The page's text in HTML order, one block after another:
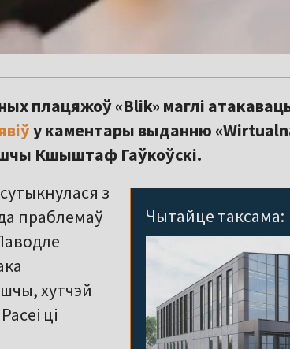
плацяжоў «Blik» маглі
у каментары выданню
Кшыштаф Гаўкоўскі.
Чытайце таксама:
з
праблемаў
хутчэй
ці